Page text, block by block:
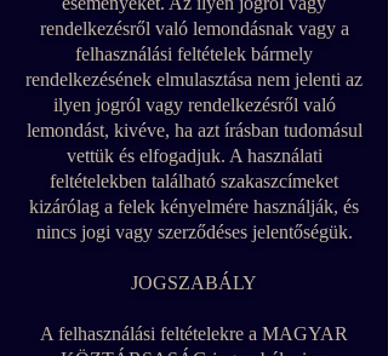
rendelkezésről való lemondásnak vagy a
felhasználási feltételek bármely
rendelkezésének elmulasztása nem jelenti az
ilyen jogról vagy rendelkezésről való
lemondást, kivéve, ha azt írásban tudomásul
vettük és elfogadjuk. A használati
feltételekben található szakaszcímeket
kizárólag a felek kényelmére használják, és
nincs jogi vagy szerződéses jelentőségük.
JOGSZABÁLY
A felhasználási feltételekre a MAGYAR